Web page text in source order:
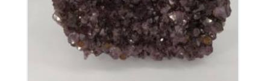
Améthyste du Brésil
110€